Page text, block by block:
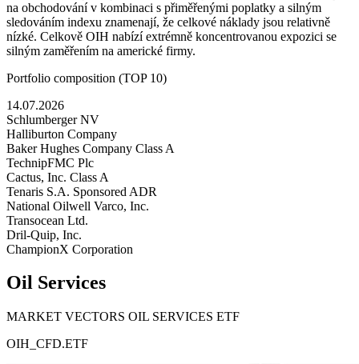
na obchodování v kombinaci s přiměřenými poplatky a silným
sledováním indexu znamenají, že celkové náklady jsou relativně
nízké. Celkově OIH nabízí extrémně koncentrovanou expozici se
silným zaměřením na americké firmy.
Portfolio composition (TOP 10)
14.07.2026
Schlumberger NV
Halliburton Company
Baker Hughes Company Class A
TechnipFMC Plc
Cactus, Inc. Class A
Tenaris S.A. Sponsored ADR
National Oilwell Varco, Inc.
Transocean Ltd.
Dril-Quip, Inc.
ChampionX Corporation
Oil Services
MARKET VECTORS OIL SERVICES ETF
OIH_CFD.ETF